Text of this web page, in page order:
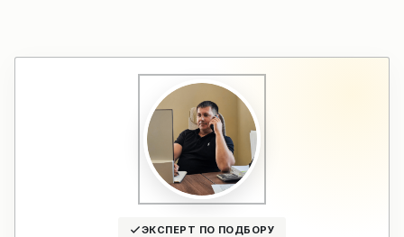
ЭКСПЕРТ ПО ПОДБОРУ